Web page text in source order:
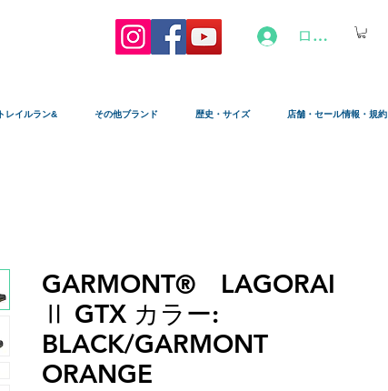
ログイン
トレイルラン& その他ブランド 歴史・サイズ 店舗・セール情報・規約
GARMONT® LAGORAI
Ⅱ GTX カラー:
BLACK/GARMONT
ORANGE